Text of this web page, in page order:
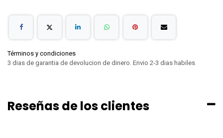
Términos y condiciones
3 dias de garantia de devolucion de dinero. Envio 2-3 dias habiles
Reseñas de los clientes